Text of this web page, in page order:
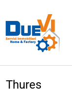
Thures